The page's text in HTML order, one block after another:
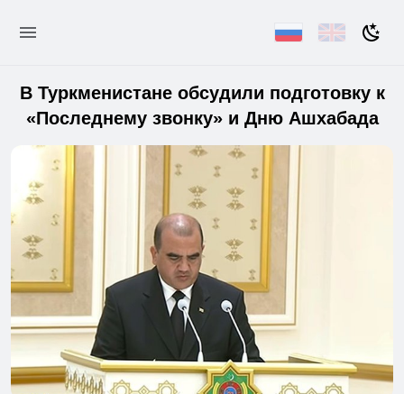
В Туркменистане обсудили подготовку к
«Последнему звонку» и Дню Ашхабада